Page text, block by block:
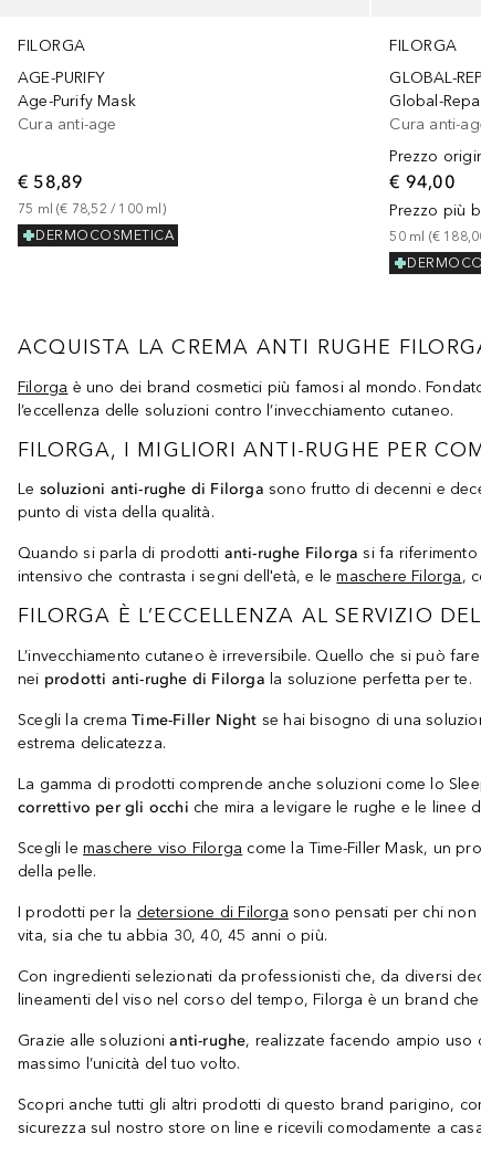
FILORGA
AGE-PURIFY
Age-Purify Mask
Cura anti-age
€ 58,89
75 ml (€ 78,52 / 100 ml)
DERMOCOSMETICA
FILORGA
GLOBAL-
Global-
Cura anti-
Prezzo
€ 94,00
Prezzo più
50 ml (€
ACQUISTA LA CREMA ANTI RUGHE
Filorga è uno dei brand cosmetici più famosi al mondo.
l’eccellenza delle soluzioni contro l’invecchiamento cutaneo.
FILORGA, I MIGLIORI ANTI-RUGHE PER
Le soluzioni anti-rughe di Filorga sono frutto di decenni e
punto di vista della qualità.
Quando si parla di prodotti anti-rughe Filorga si fa
intensivo che contrasta i segni dell'età, e lemaschere Filorga,
FILORGA È L’ECCELLENZA AL SERVIZIO
L’invecchiamento cutaneo è irreversibile. Quello che si può
nei prodotti anti-rughe di Filorga la soluzione perfetta per te.
Scegli la cremaTime-Filler Night se hai bisogno di una
estrema delicatezza.
La gamma di prodotti comprende anche soluzioni come lo
correttivo per gli occhi che mira a levigare le rughe e le linee
Scegli lemaschere viso Filorga come la Time-Filler Mask, un
della pelle.
I prodotti per la detersione di Filorga sono pensati per chi
vita, sia che tu abbia 30, 40, 45 anni o più.
Con ingredienti selezionati da professionisti che, da diversi
lineamenti del viso nel corso del tempo, Filorga è un brand
Grazie alle soluzionianti-rughe, realizzate facendo ampio uso
massimo l’unicità del tuo volto.
Scopri anche tutti gli altri prodotti di questo brand parigino,
sicurezza sul nostro store on line e ricevili comodamente a